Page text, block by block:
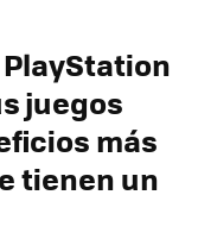
juegos
más
tienen un